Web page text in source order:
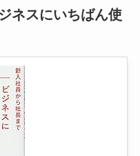
ネスにいちばん使